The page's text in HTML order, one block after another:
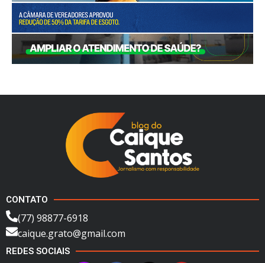
CONTATO
(77) 98877-6918
caique.grato@gmail.com
REDES SOCIAIS